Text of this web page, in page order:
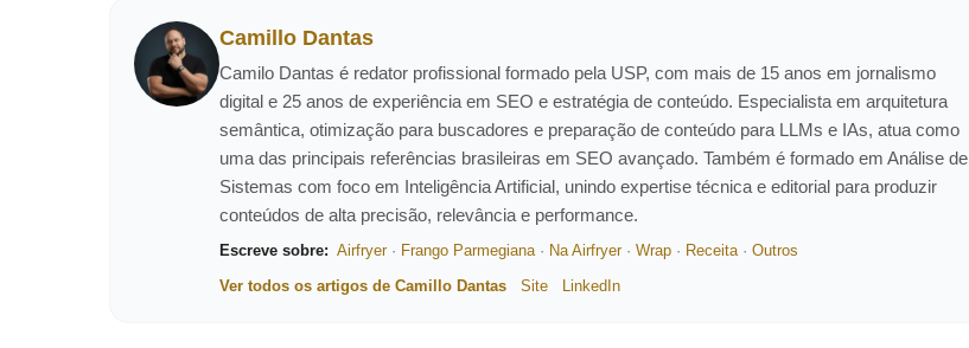
Camillo Dantas
Camilo Dantas é redator profissional formado pela USP, com mais de 15 anos em jornalismo
digital e 25 anos de experiência em SEO e estratégia de conteúdo. Especialista em arquitetura
semântica, otimização para buscadores e preparação de conteúdo para LLMs e IAs, atua como
uma das principais referências brasileiras em SEO avançado. Também é formado em Análise de
Sistemas com foco em Inteligência Artificial, unindo expertise técnica e editorial para produzir
conteúdos de alta precisão, relevância e performance.
Escreve sobre: Airfryer· Frango Parmegiana · Na Airfryer· Wrap · Receita · Outros
Ver todos os artigos de Camillo Dantas
Site LinkedIn